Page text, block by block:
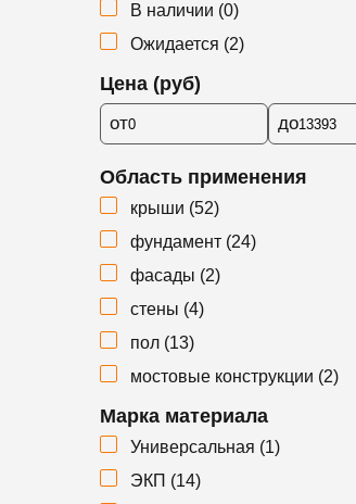
В наличии (0)
Ожидается (2)
Цена (руб)
от до
Область применения
крыши (52)
фундамент (24)
фасады (2)
стены (4)
пол (13)
мостовые конструкции (2)
Марка материала
Универсальная (1)
ЭКП (14)